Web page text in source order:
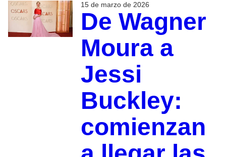
15 de marzo de 2026
De Wagner
Moura a
Jessi
Buckley:
comienzan